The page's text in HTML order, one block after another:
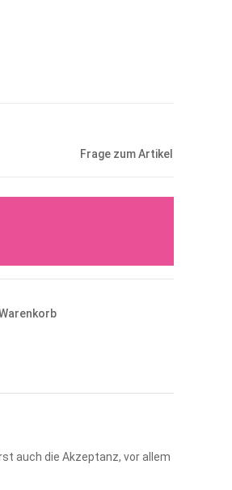
Frage zum Artikel
auch die Akzeptanz, vor allem